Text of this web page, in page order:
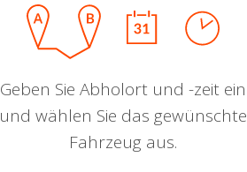
Geben Sie Abholort und -zeit ein
und wählen Sie das gewünschte
Fahrzeug aus.